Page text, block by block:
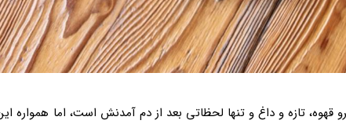
قهوه، تازه و داغ و تنها لحظاتی بعد از دم آمدنش است، اما همواره